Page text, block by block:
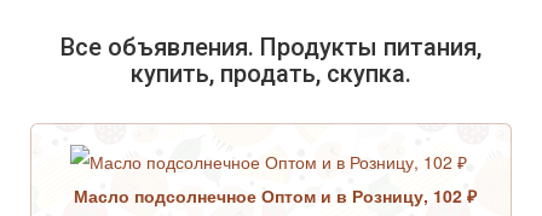
Все объявления. Продукты питания,
купить, продать, скупка.
Масло подсолнечное Оптом и в Розницу, 102 ₽